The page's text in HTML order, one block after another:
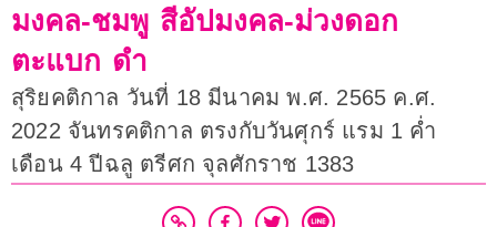
มงคล-ชมพู สีอัปมงคล-ม่วงดอก
ตะแบก ดำ
สุริยคติกาล วันที่ 18 มีนาคม พ.ศ. 2565 ค.ศ.
2022 จันทรคติกาล ตรงกับวันศุกร์ แรม 1 ค่ำ
เดือน 4 ปีฉลู ตรีศก จุลศักราช 1383